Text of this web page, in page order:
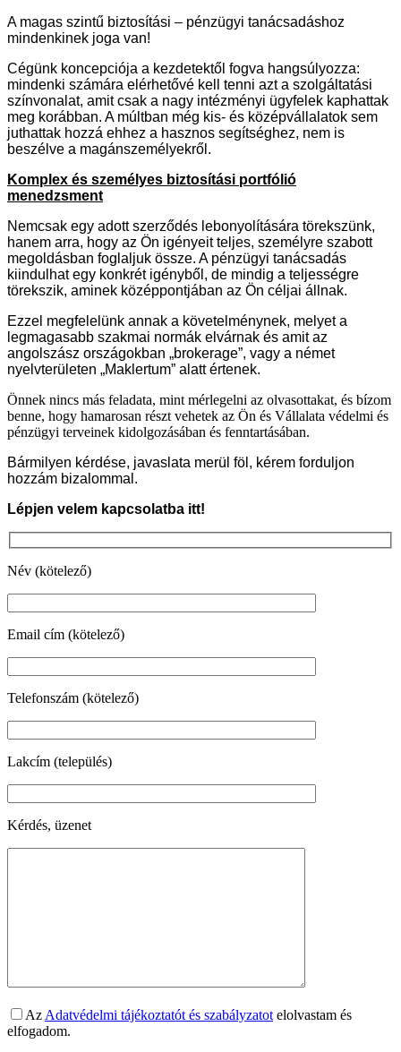
A magas szintű biztosítási – pénzügyi tanácsadáshoz
mindenkinek joga van!
Cégünk koncepciója a kezdetektől fogva hangsúlyozza:
mindenki számára elérhetővé kell tenni azt a szolgáltatási
színvonalat, amit csak a nagy intézményi ügyfelek kaphattak
meg korábban. A múltban még kis- és középvállalatok sem
juthattak hozzá ehhez a hasznos segítséghez, nem is
beszélve a magánszemélyekről.
Komplex és személyes biztosítási portfólió
menedzsment
Nemcsak egy adott szerződés lebonyolítására törekszünk,
hanem arra, hogy az Ön igényeit teljes, személyre szabott
megoldásban foglaljuk össze. A pénzügyi tanácsadás
kiindulhat egy konkrét igényből, de mindig a teljességre
törekszik, aminek középpontjában az Ön céljai állnak.
Ezzel megfelelünk annak a követelménynek, melyet a
legmagasabb szakmai normák elvárnak és amit az
angolszász országokban „brokerage”, vagy a német
nyelvterületen „Maklertum” alatt értenek.
Önnek nincs más feladata, mint mérlegelni az olvasottakat, és bízom
benne, hogy hamarosan részt vehetek az Ön és Vállalata védelmi és
pénzügyi terveinek kidolgozásában és fenntartásában.
Bármilyen kérdése, javaslata merül föl, kérem forduljon
hozzám bizalommal.
Lépjen velem kapcsolatba itt!
Név (kötelező)
Email cím (kötelező)
Telefonszám (kötelező)
Lakcím (település)
Kérdés, üzenet
Az Adatvédelmi tájékoztatót és szabályzatot elolvastam és
elfogadom.